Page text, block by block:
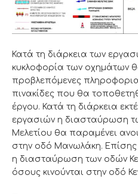
Κατά τη διάρκεια των
κυκλοφορία των οχημάτων
προβλεπόμενες
πινακίδες που θα
έργου. Κατά τη διάρκεια
εργασιών η διασταύρωση
Μελετίου θα παραμένει
στην οδό Μανωλάκη. Επίσης
η διασταύρωση των οδών
όσους κινούνται στην οδό